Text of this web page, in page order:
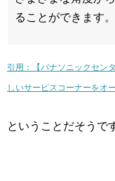
ることができます。
引用：【パナソニックセン
しいサービスコーナーをオ
ということだそうで